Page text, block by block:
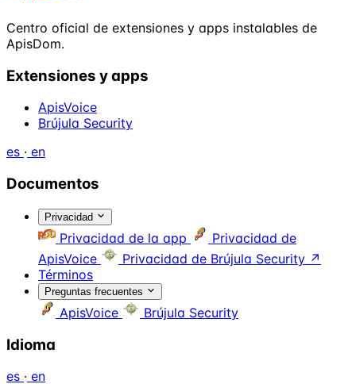
Centro oficial de extensiones y apps instalables de
ApisDom.
Extensiones y apps
ApisVoice
Brújula Security
es · en
Documentos
Privacidad
Privacidad de la app
Privacidad de
ApisVoice
Privacidad de Brújula Security ↗
Términos
Preguntas frecuentes
ApisVoice Brújula Security
Idioma
es · en